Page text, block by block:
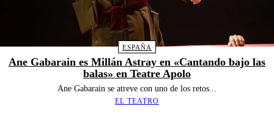
ESPAÑA
Ane Gabarain es Millán Astray en «Cantando bajo las
balas» en Teatre Apolo
Ane Gabarain se atreve con uno de los retos...
EL TEATRO